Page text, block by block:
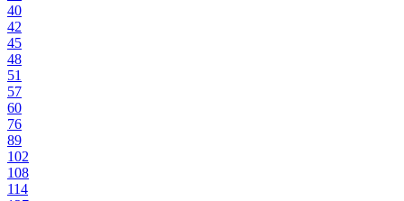
40
42
45
48
51
57
60
76
89
102
108
114